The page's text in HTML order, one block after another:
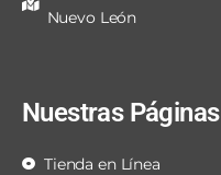
Nuevo León
Nuestras Páginas
Tienda en Línea